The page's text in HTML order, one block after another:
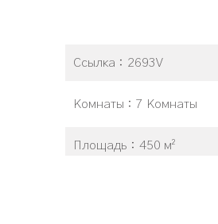
Ссылка 2693V
Комнаты 7 Комнаты
Площадь 450 м²